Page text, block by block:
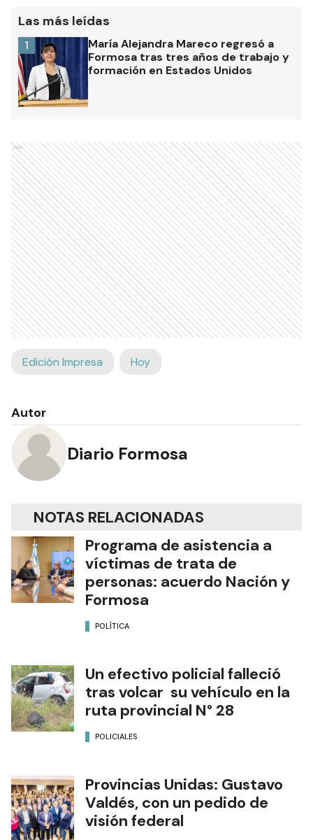
Las más leídas
María Alejandra Mareco regresó a
Formosa tras tres años de trabajo y
formación en Estados Unidos
1
Ads
Edición Impresa Hoy
Autor
Diario Formosa
NOTAS RELACIONADAS
Programa de asistencia a
víctimas de trata de
personas: acuerdo Nación y
Formosa
POLÍTICA
Un efectivo policial falleció
tras volcar su vehículo en la
ruta provincial N° 28
POLICIALES
Provincias Unidas: Gustavo
Valdés, con un pedido de
visión federal